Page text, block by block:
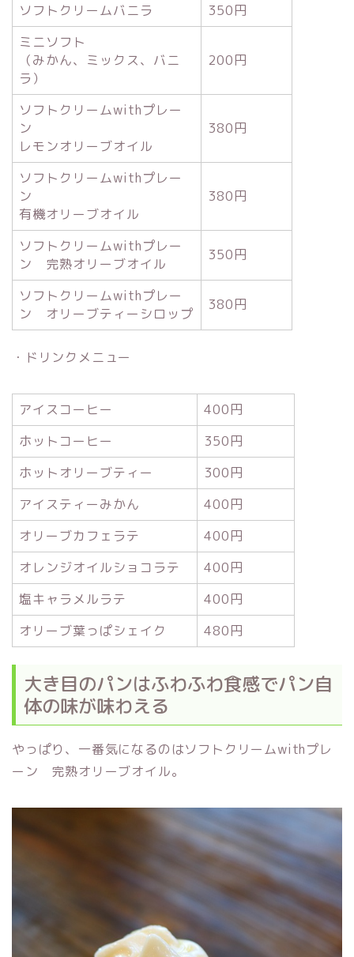
ソフトクリームバニラ
350円
ミニソフト
（みかん、ミックス、バニ
ラ）
200円
ソフトクリームwithプレー
ン
レモンオリーブオイル
380円
ソフトクリームwithプレー
ン
有機オリーブオイル
380円
ソフトクリームwithプレー
ン 完熟オリーブオイル
350円
ソフトクリームwithプレー
ン オリーブティーシロップ
380円
・ドリンクメニュー
アイスコーヒー
400円
ホットコーヒー
350円
ホットオリーブティー
300円
アイスティーみかん
400円
オリーブカフェラテ
400円
オレンジオイルショコラテ
400円
塩キャラメルラテ
400円
オリーブ葉っぱシェイク
480円
大き目のパンはふわふわ食感でパン自
体の味が味わえる
やっぱり、一番気になるのはソフトクリームwithプレ
ーン 完熟オリーブオイル。